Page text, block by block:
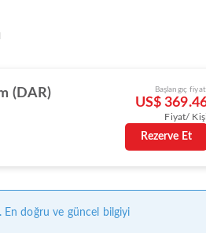
(DAR) Başlangıç
US$
Fiyat/ Kişi
Rezerve Et
En doğru ve güncel bilgiyi